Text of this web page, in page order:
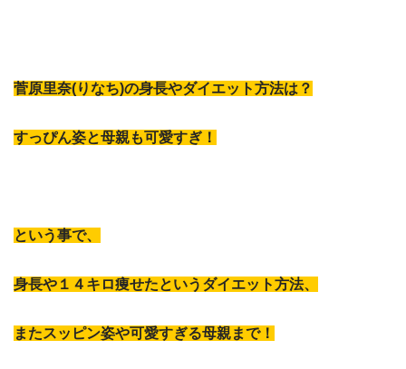
菅原里奈(りなち)の身長やダイエット方法は？
すっぴん姿と母親も可愛すぎ！
という事で、
身長や１４キロ痩せたというダイエット方法、
またスッピン姿や可愛すぎる母親まで！